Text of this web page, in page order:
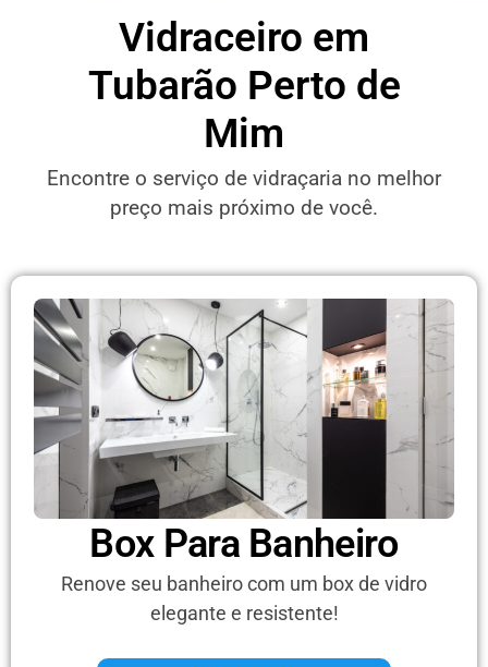
Vidraceiro em
Tubarão Perto de
Mim
Encontre o serviço de vidraçaria no melhor
preço mais próximo de você.
Box Para Banheiro
Renove seu banheiro com um box de vidro
elegante e resistente!